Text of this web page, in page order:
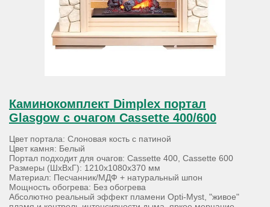
Каминокомплект Dimplex портал
Glasgow с очагом Cassette 400/600
Цвет портала: Cлоновая кость с патиной
Цвет камня: Белый
Портал подходит для очагов: Cassette 400, Cassette 600
Размеры (ШхВхГ): 1210х1080х370 мм
Материал: Песчанник/МДФ + натуральный шпон
Мощность обогрева: Без обогрева
Абсолютно реальный эффект пламени Opti-Myst, "живое"